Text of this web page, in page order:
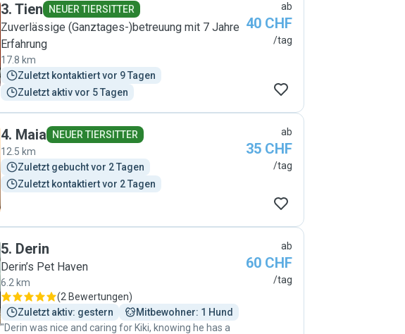
3. Tien NEUER TIERSITTER
Zuverlässige (Ganztages-)betreuung mit 7 Jahre
Erfahrung
17.8 km
Zuletzt kontaktiert vor 9 Tagen
Zuletzt aktiv vor 5 Tagen
ab
40 CHF
/tag
4. Maia
NEUER TIERSITTER
12.5 km
Zuletzt gebucht vor 2 Tagen
Zuletzt kontaktiert vor 2 Tagen
ab
35 CHF
/tag
5. Derin
Derin’s Pet Haven
6.2 km
(2 Bewertungen)
Zuletzt aktiv: gestern
Mitbewohner: 1 Hund
"Derin was nice and caring for Kiki, knowing he has a
ab
60 CHF
/tag